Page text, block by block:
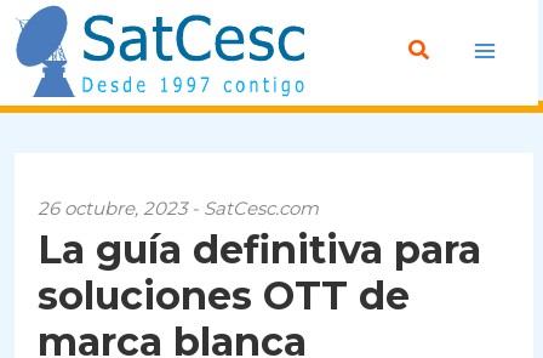
al
contenido
Buscar
26 octubre, 2023 - SatCesc.com
La guía definitiva para
soluciones OTT de
marca blanca